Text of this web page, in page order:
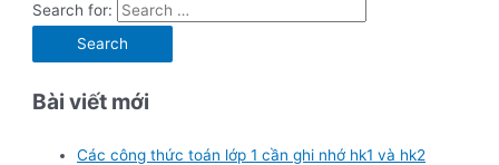
Search for:
Bài viết mới
Các công thức toán lớp 1 cần ghi nhớ hk1 và hk2